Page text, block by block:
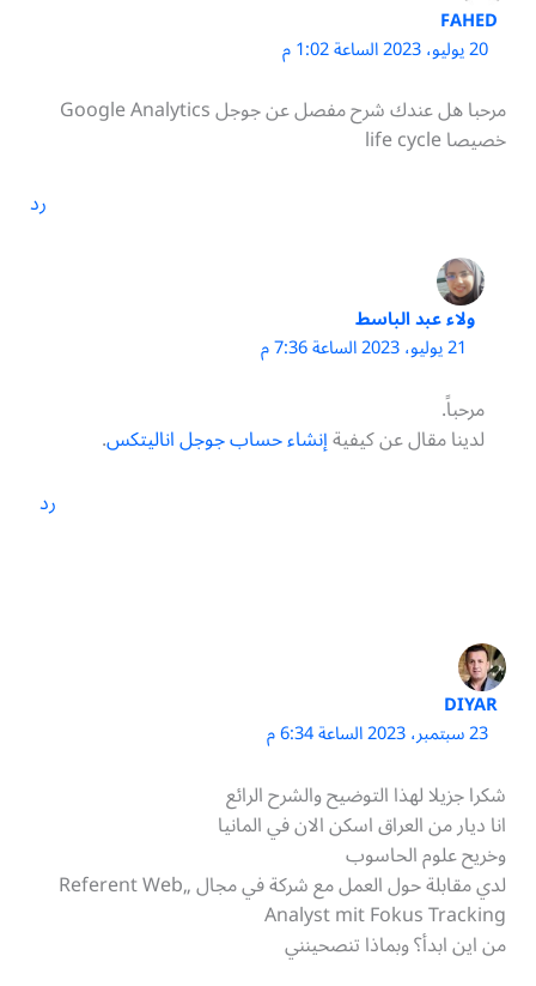
FAHED
20 يوليو، 2023 الساعة 1:02 م
مرحبا هل عندك شرح مفصل عن جوجل Google Analytics
خصيصا life cycle
رد
ولاء عبد الباسط
21 يوليو، 2023 الساعة 7:36 م
مرحباً.
لدينا مقال عن كيفيةإنشاء حساب جوجل اناليتكس.
رد
DIYAR
23 سبتمبر، 2023 الساعة 6:34 م
شكرا جزيلا لهذا التوضيح والشرح الرائع
انا ديار من العراق اسكن الان في المانيا
وخريح علوم الحاسوب
لدي مقابلة حول العمل مع شركة في مجال „Referent Web
Analyst mit Fokus Tracking
من اين ابدأ؟ وبماذا تنصحينني